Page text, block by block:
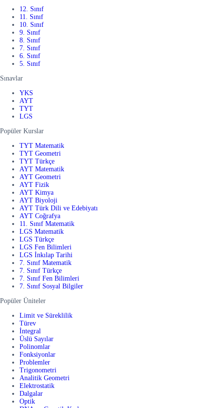
12. Sınıf
11. Sınıf
10. Sınıf
9. Sınıf
8. Sınıf
7. Sınıf
6. Sınıf
5. Sınıf
Sınavlar
YKS
AYT
TYT
LGS
Popüler Kurslar
TYT Matematik
TYT Geometri
TYT Türkçe
AYT Matematik
AYT Geometri
AYT Fizik
AYT Kimya
AYT Biyoloji
AYT Türk Dili ve Edebiyatı
AYT Coğrafya
11. Sınıf Matematik
LGS Matematik
LGS Türkçe
LGS Fen Bilimleri
LGS İnkılap Tarihi
7. Sınıf Matematik
7. Sınıf Türkçe
7. Sınıf Fen Bilimleri
7. Sınıf Sosyal Bilgiler
Popüler Üniteler
Limit ve Süreklilik
Türev
İntegral
Üslü Sayılar
Polinomlar
Fonksiyonlar
Problemler
Trigonometri
Analitik Geometri
Elektrostatik
Dalgalar
Optik